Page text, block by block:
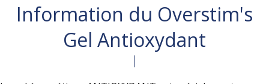
Information du Overstim's
Gel Antioxydant